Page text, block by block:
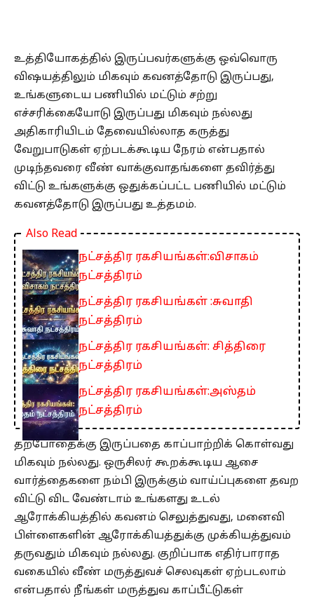
உத்தியோகத்தில் இருப்பவர்களுக்கு ஒவ்வொரு
விஷயத்திலும் மிகவும் கவனத்தோடு இருப்பது,
உங்களுடைய பணியில் மட்டும் சற்று
எச்சரிக்கையோடு இருப்பது மிகவும் நல்லது
அதிகாரியிடம் தேவையில்லாத கருத்து
வேறுபாடுகள் ஏற்படக்கூடிய நேரம் என்பதால்
முடிந்தவரை வீண் வாக்குவாதங்களை தவிர்த்து
விட்டு உங்களுக்கு ஒதுக்கப்பட்ட பணியில் மட்டும்
கவனத்தோடு இருப்பது உத்தமம்.
Also Read
நட்சத்திர ரகசியங்கள்:விசாகம்
நட்சத்திரம்
நட்சத்திர ரகசியங்கள் :சுவாதி
நட்சத்திரம்
நட்சத்திர ரகசியங்கள்: சித்திரை
நட்சத்திரம்
நட்சத்திர ரகசியங்கள்:அஸ்தம்
நட்சத்திரம்
தற்போதைக்கு இருப்பதை காப்பாற்றிக் கொள்வது
மிகவும் நல்லது. ஒருசிலர் கூறக்கூடிய ஆசை
வார்த்தைகளை நம்பி இருக்கும் வாய்ப்புகளை தவற
விட்டு விட வேண்டாம் உங்களது உடல்
ஆரோக்கியத்தில் கவனம் செலுத்துவது, மனைவி
பிள்ளைகளின் ஆரோக்கியத்துக்கு முக்கியத்துவம்
தருவதும் மிகவும் நல்லது. குறிப்பாக எதிர்பாராத
வகையில் வீண் மருத்துவச் செலவுகள் ஏற்படலாம்
என்பதால் நீங்கள் மருத்துவ காப்பீட்டுகள்